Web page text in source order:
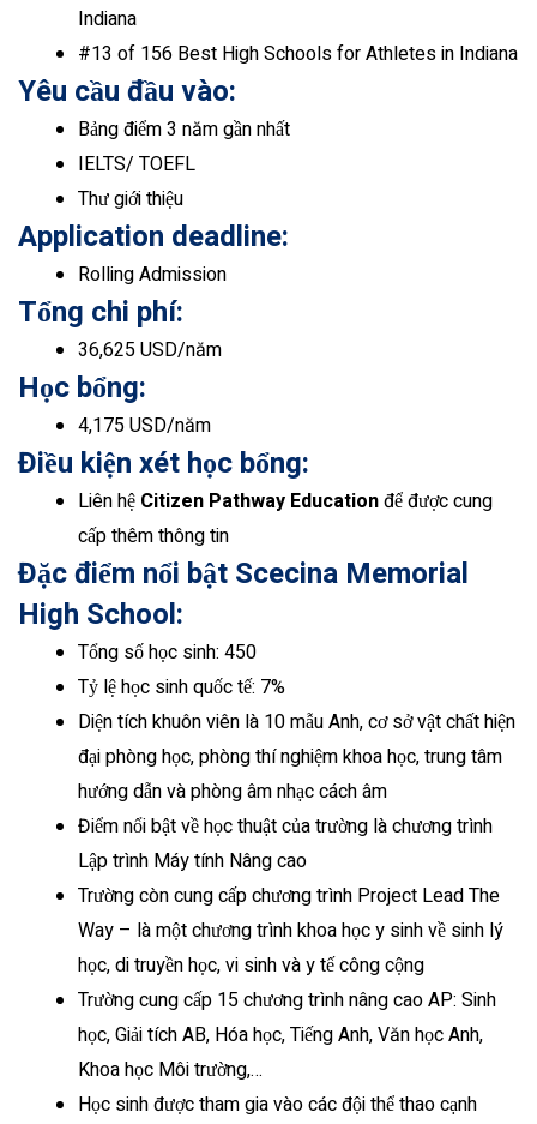
Indiana
#13 of 156 Best High Schools for Athletes in Indiana
Yêu cầu đầu vào:
Bảng điểm 3 năm gần nhất
IELTS/ TOEFL
Thư giới thiệu
Application deadline:
Rolling Admission
Tổng chi phí:
36,625 USD/năm
Học bổng:
4,175 USD/năm
Điều kiện xét học bổng:
Liên hệ Citizen Pathway Educationđể được cung
cấp thêm thông tin
Đặc điểm nổi bật Scecina Memorial
High School:
Tổng số học sinh: 450
Tỷ lệ học sinh quốc tế: 7%
Diện tích khuôn viên là 10 mẫu Anh, cơ sở vật chất hiện
đại phòng học, phòng thí nghiệm khoa học, trung tâm
hướng dẫn và phòng âm nhạc cách âm
Điểm nổi bật về học thuật của trường là chương trình
Lập trình Máy tính Nâng cao
Trường còn cung cấp chương trình Project Lead The
Way – là một chương trình khoa học y sinh về sinh lý
học, di truyền học, vi sinh và y tế công cộng
Trường cung cấp 15 chương trình nâng cao AP: Sinh
học, Giải tích AB, Hóa học, Tiếng Anh, Văn học Anh,
Khoa học Môi trường,…
Học sinh được tham gia vào các đội thể thao cạnh